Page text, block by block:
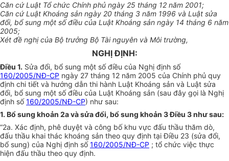
Căn cứ Luật Tổ chức Chính phủ ngày 25 tháng 12 năm 2001;
Căn cứ Luật Khoáng sản ngày 20 tháng 3 năm 1996 và Luật sửa
đổi, bổ sung một số điều của Luật Khoáng sản ngày 14 tháng 6 năm
2005;
Xét đề nghị của Bộ trưởng Bộ Tài nguyên và Môi trường,
NGHỊ ĐỊNH:
Điều 1. Sửa đổi, bổ sung một số điều của Nghị định số
160/2005/NĐ-CP ngày 27 tháng 12 năm 2005 của Chính phủ quy
định chi tiết và hướng dẫn thi hành Luật Khoáng sản và Luật sửa
đổi, bổ sung một số điều của Luật Khoáng sản (sau đây gọi là Nghị
định số160/2005/NĐ-CP) như sau:
1. Bổ sung khoản 2a và sửa đổi, bổ sung khoản 3 Điều 3 như sau:
“2a. Xác định, phê duyệt và công bố khu vực đấu thầu thăm dò,
đấu thầu khai thác khoáng sản theo quy định tại Điều 23 (sửa đổi,
bổ sung) của Nghị định số160/2005/NĐ-CP ; tổ chức việc thực
hiện đấu thầu theo quy định.